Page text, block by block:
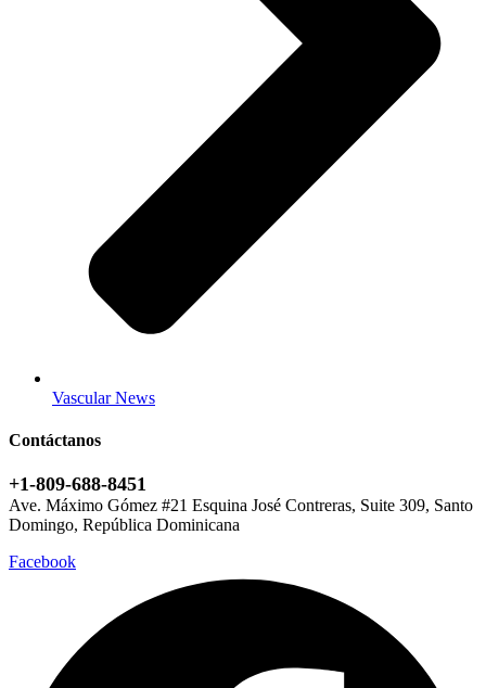
Vascular News
Contáctanos
+1-809-688-8451
Ave. Máximo Gómez #21 Esquina José Contreras, Suite 309, Santo
Domingo, República Dominicana
Facebook